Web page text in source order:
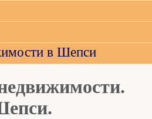
в Шепси